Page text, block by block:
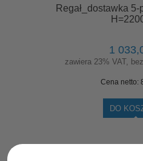
Regał_dostawka
1
zawiera 23% VAT,
Cena netto:
DO